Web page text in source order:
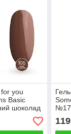
you
Basic
шоколад
119